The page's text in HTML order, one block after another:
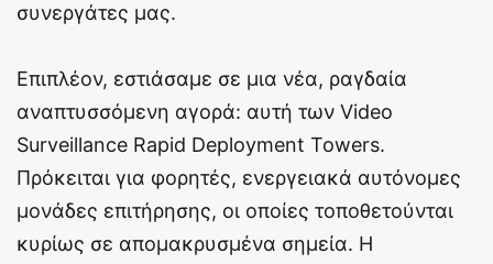
συνεργάτες μας.
Επιπλέον, εστιάσαμε σε μια νέα, ραγδαία
αναπτυσσόμενη αγορά: αυτή των Video
Surveillance Rapid Deployment Towers.
Πρόκειται για φορητές, ενεργειακά αυτόνομες
μονάδες επιτήρησης, οι οποίες τοποθετούνται
κυρίως σε απομακρυσμένα σημεία. Η